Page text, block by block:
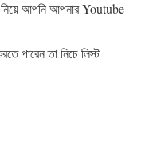
নিয়ে আপনি আপনার Youtube
পারেন তা নিচে লিস্ট